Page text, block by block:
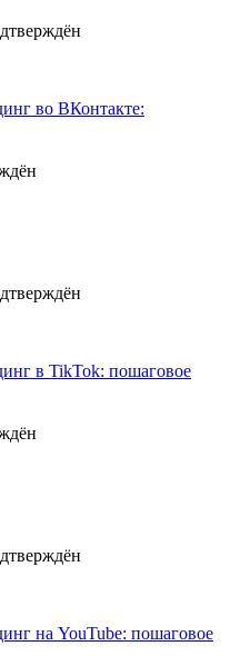
во ВКонтакте:
в TikTok: пошаговое
на YouTube: пошаговое